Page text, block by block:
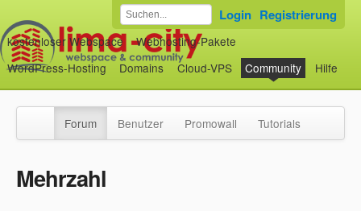
kostenloser Webspace
Webhosting-Pakete
WordPress-Hosting
Domains Cloud-VPS Community Hilfe
Login Registrierung
Forum Benutzer Promowall Tutorials
Mehrzahl